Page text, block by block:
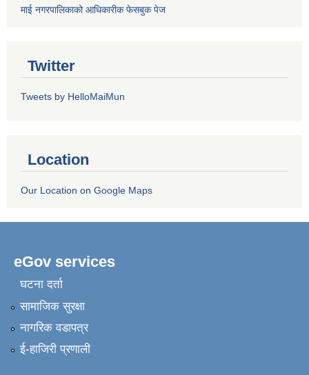
माई नगरपालिकाको आधिकारीक फेसबुक पेज
Twitter
Tweets by HelloMaiMun
Location
Our Location on Google Maps
eGov services
घटना दर्ता
सामाजिक सुरक्षा
नागरिक वडापत्र
ई-हाजिरी प्रणाली